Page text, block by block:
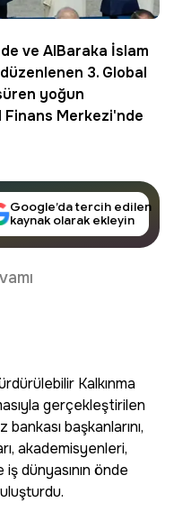
ve AlBaraka İslam
3. Global
yoğun
Finans Merkezi'nde
Google’da tercih edilen
kaynak olarak ekleyin
Kalkınma
gerçekleştirilen
başkanlarını,
akademisyenleri,
dünyasının önde